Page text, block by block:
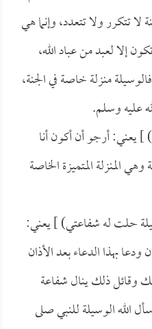
لا تتكرر ولا تتعدد، وإنما هي
إلا لعبد من عباد الله،
منزلة خاصة في الجنة،
عليه وسلم.
يعني: أرجو أن أكون أنا
المنزلة المتميزة الخاصة
حلت له شفاعتي) ] يعني:
بهذا الدعاء بعد الأذان
وقائل ذلك ينال شفاعة
الله الوسيلة للنبي صلى